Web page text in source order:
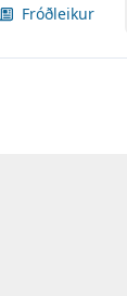
Fróðleikur